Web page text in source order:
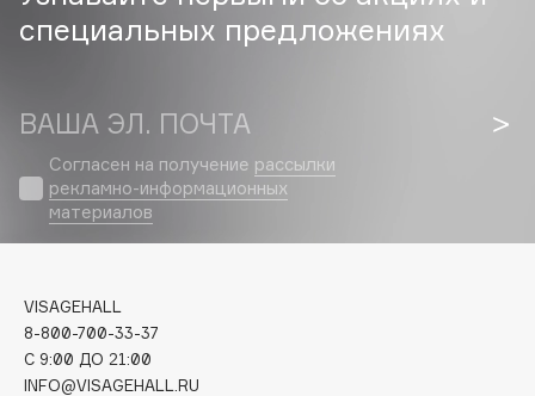
Carmex
Celimax
Cettua
Chupa Chups
Clarins Precious
Clinique
Clive Christian
специальных предложениях
ВАША ЭЛ. ПОЧТА
Согласен на получение рассылки
рекламно-информационных
материалов
VISAGEHALL
8-800-700-33-37
C 9:00 ДО 21:00
INFO@VISAGEHALL.RU